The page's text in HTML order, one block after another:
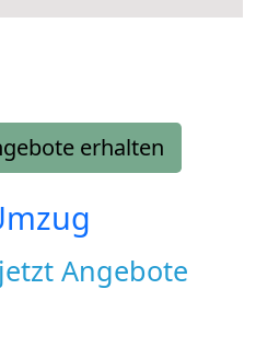
erhalten
Angebote